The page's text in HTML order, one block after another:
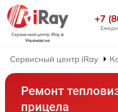
Сервисный центр iRayв
Ульяновске
+7
Сервисный центр iRay
Ремонт
прицела